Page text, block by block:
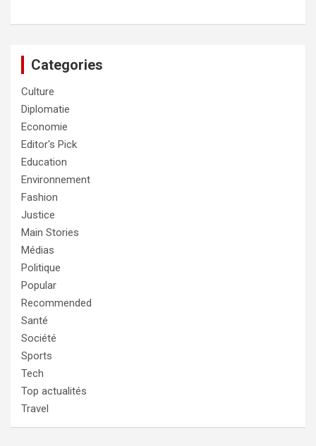
Categories
Culture
Diplomatie
Economie
Editor's Pick
Education
Environnement
Fashion
Justice
Main Stories
Médias
Politique
Popular
Recommended
Santé
Société
Sports
Tech
Top actualités
Travel